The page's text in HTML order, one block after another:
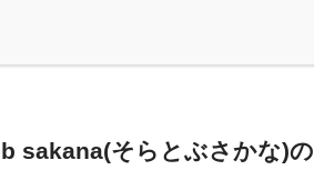
sakana(そらとぶさかな)の